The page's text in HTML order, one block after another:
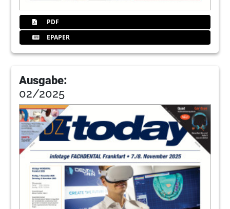
PDF
EPAPER
Ausgabe:
02/2025